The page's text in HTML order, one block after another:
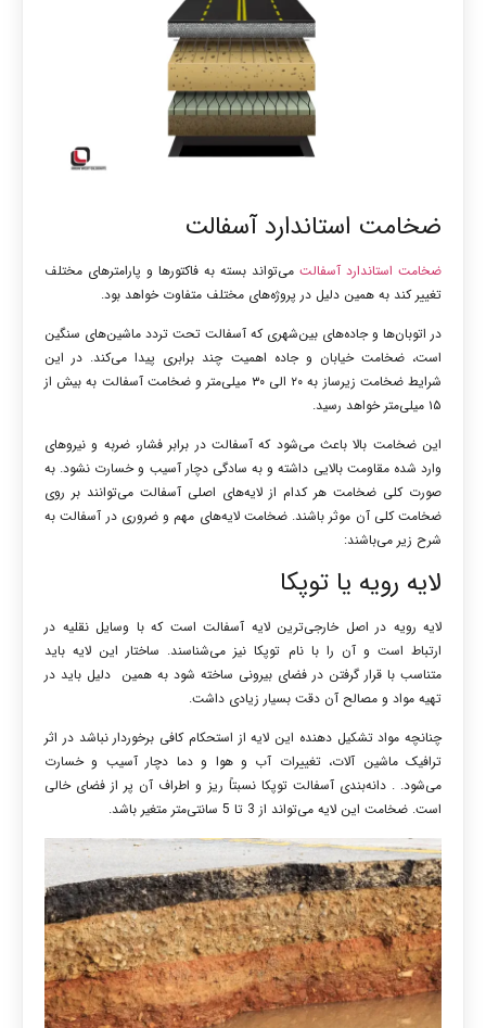
ضخامت استاندارد آسفالت
ضخامت استاندارد آسفالت می‌تواند بسته به فاکتورها و پارامترهای مختلف
تغییر کند به همین دلیل در پروژه‌های مختلف متفاوت خواهد بود.
در اتوبان‌ها و جاده‌های بین‌شهری که آسفالت تحت تردد ماشین‌های سنگین
است، ضخامت خیابان و جاده اهمیت چند برابری پیدا می‌کند. در این
شرایط ضخامت زیرساز به ۲۰ الی ۳۰ میلی‌متر و ضخامت آسفالت به بیش از
۱۵ میلی‌متر خواهد رسید.
این ضخامت بالا باعث می‌شود که آسفالت در برابر فشار، ضربه و نیروهای
وارد شده مقاومت بالایی داشته و به سادگی دچار آسیب و خسارت نشود. به
صورت کلی ضخامت هر کدام از لایه‌های اصلی آسفالت می‌توانند بر روی
ضخامت کلی آن موثر باشند. ضخامت لایه‌های مهم و ضروری در آسفالت به
شرح زیر می‌باشند:
لایه رویه یا توپکا
لایه رویه در اصل خارجی‌ترین لایه آسفالت است که با وسایل نقلیه در
ارتباط است و آن را با نام توپکا نیز می‌شناسند. ساختار این لایه باید
متناسب با قرار گرفتن در فضای بیرونی ساخته شود به همین دلیل باید در
تهیه مواد و مصالح آن دقت بسیار زیادی داشت.
چنانچه مواد تشکیل دهنده این لایه از استحکام کافی برخوردار نباشد در اثر
ترافیک ماشین آلات، تغییرات آب و هوا و دما دچار آسیب و خسارت
می‌شود. . دانه‌بندی آسفالت توپکا نسبتاً ریز و اطراف آن پر از فضای خالی
است. ضخامت این لایه می‌تواند از 3 تا 5 سانتی‌متر متغیر باشد.